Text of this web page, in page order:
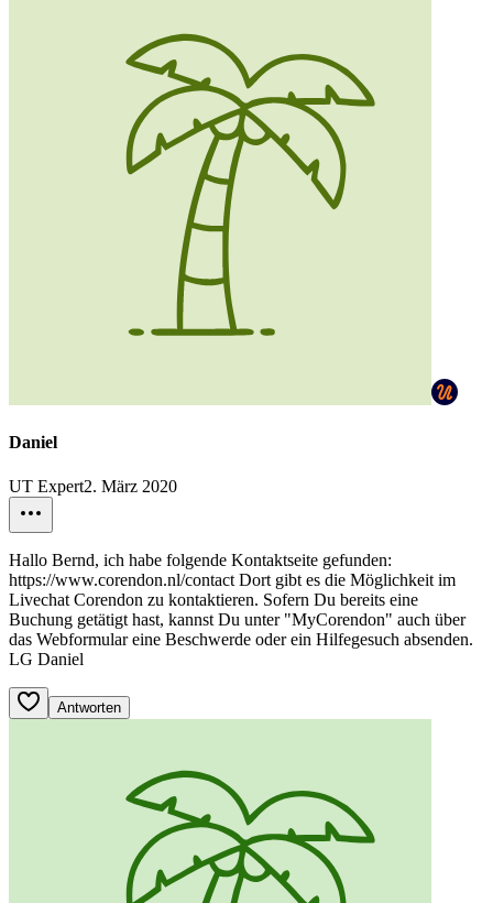
Daniel
UT Expert2. März 2020
Hallo Bernd, ich habe folgende Kontaktseite gefunden:
https://www.corendon.nl/contact Dort gibt es die Möglichkeit im
Livechat Corendon zu kontaktieren. Sofern Du bereits eine
Buchung getätigt hast, kannst Du unter "MyCorendon" auch über
das Webformular eine Beschwerde oder ein Hilfegesuch absenden.
LG Daniel
Antworten